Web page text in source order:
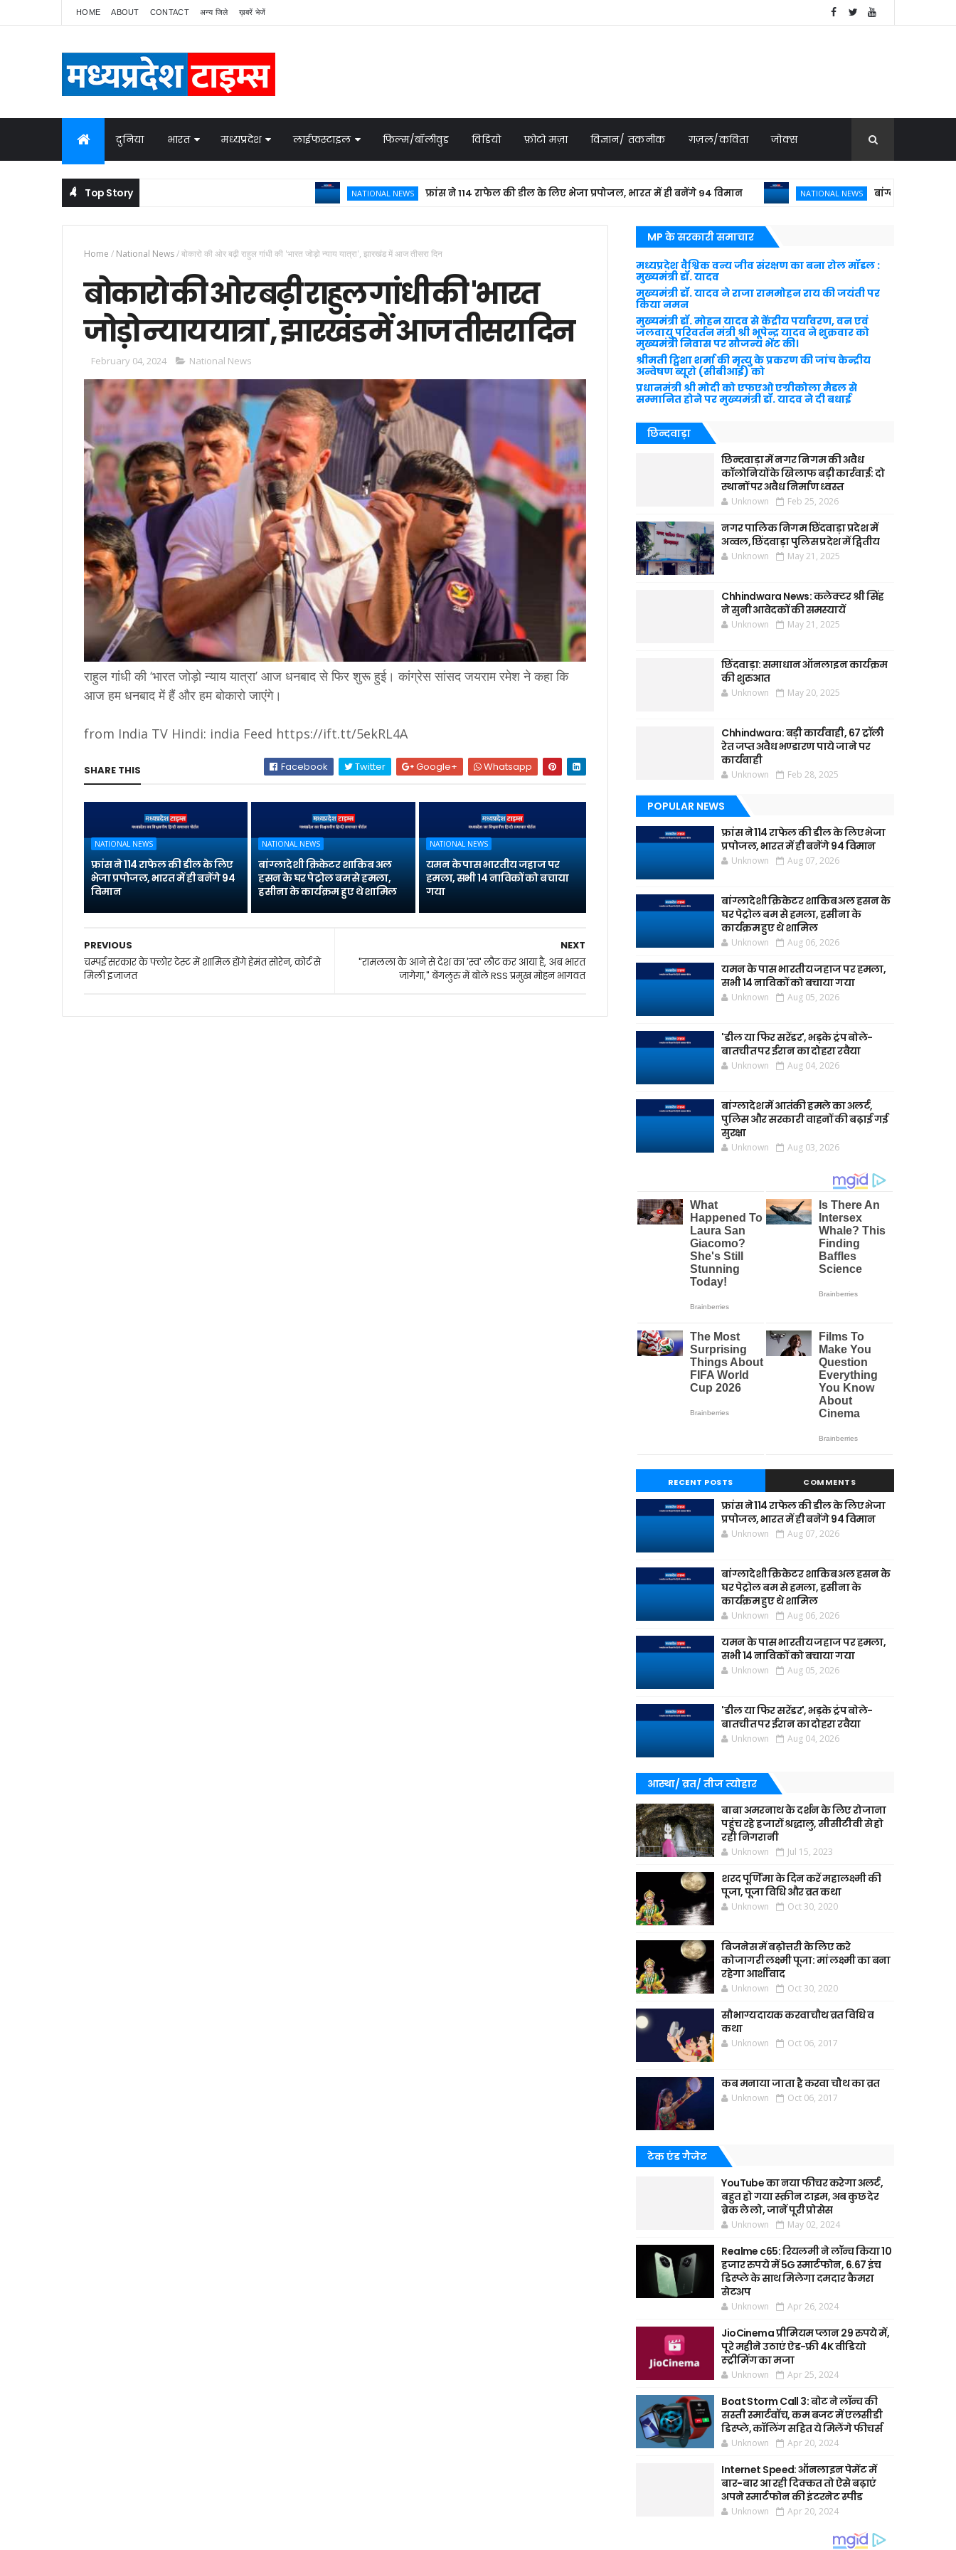
HOME ABOUT CONTACT अन्य जिले ख़बरें भेजें
दुनिया भारत मध्यप्रदेश लाईफस्टाइल फिल्म/बॉलीवुड विडियो फ़ोटो मज़ा विज्ञान/ तकनीक ग़ज़ल/कविता जोक्स
Top Story NATIONAL NEWS फ्रांस ने 114 राफेल की डील के लिए भेजा प्रपोजल, भारत में ही बनेंगे 94 विमान NATIONAL NEWS
बांग्लादेशी क्रिकेटर शाकिब
Home / National News/बोकारो की ओर बढ़ी राहुल गांधी की 'भारत जोड़ो न्याय यात्रा', झारखंड में आज तीसरा दिन
बोकारो की ओर बढ़ी राहुल गांधी की 'भारत
जोड़ो न्याय यात्रा', झारखंड में आज तीसरा दिन
February 04, 2024 National News
राहुल गांधी की ‘भारत जोड़ो न्याय यात्रा’ आज धनबाद से फिर शुरू हुई। कांग्रेस सांसद जयराम रमेश ने कहा कि
आज हम धनबाद में हैं और हम बोकारो जाएंगे।
from India TV Hindi: india Feed https://ift.tt/5ekRL4A
SHARE THIS Facebook Twitter Google+ Whatsapp
NATIONAL NEWS
फ्रांस ने 114 राफेल की डील के लिए
भेजा प्रपोजल, भारत में ही बनेंगे 94
विमान
NATIONAL NEWS
बांग्लादेशी क्रिकेटर शाकिब अल
हसन के घर पेट्रोल बम से हमला,
हसीना के कार्यक्रम हुए थे शामिल
NATIONAL NEWS
यमन के पास भारतीय जहाज पर
हमला, सभी 14 नाविकों को बचाया
गया
NEXT
"रामलला के आने से देश का 'स्व' लौट कर आया है, अब भारत
जागेगा," बेंगलुरु में बोले RSS प्रमुख मोहन भागवत
PREVIOUS
चम्पई सरकार के फ्लोर टेस्ट में शामिल होंगे हेमंत सोरेन, कोर्ट से
मिली इजाजत
MP के सरकारी समाचार
मध्यप्रदेश वैश्विक वन्य जीव संरक्षण का बना रोल मॉडल :
मुख्यमंत्री डॉ. यादव
मुख्यमंत्री डॉ. यादव ने राजा राममोहन राय की जयंती पर
किया नमन
मुख्यमंत्री डॉ. मोहन यादव से केंद्रीय पर्यावरण, वन एवं
जलवायु परिवर्तन मंत्री श्री भूपेन्द्र यादव ने शुक्रवार को
मुख्यमंत्री निवास पर सौजन्य भेंट की।
श्रीमती ट्विशा शर्मा की मृत्यु के प्रकरण की जांच केन्द्रीय
अन्वेषण ब्यूरो (सीबीआई) को
प्रधानमंत्री श्री मोदी को एफएओ एग्रीकोला मैडल से
सम्मानित होने पर मुख्यमंत्री डॉ. यादव ने दी बधाई
छिन्दवाड़ा
छिन्दवाड़ा में नगर निगम की अवैध
कॉलोनियों के खिलाफ बड़ी कार्रवाई: दो
स्थानों पर अवैध निर्माण ध्वस्त
Unknown Feb 25, 2026
नगर पालिक निगम छिंदवाड़ा प्रदेश में
अव्वल, छिंदवाड़ा पुलिस प्रदेश में द्वितीय
Unknown May 21, 2025
Chhindwara News: कलेक्टर श्री सिंह
ने सुनी आवेदकों की समस्यायें
Unknown May 21, 2025
छिंदवाड़ा: समाधान ऑनलाइन कार्यक्रम
की शुरुआत
Unknown May 20, 2025
Chhindwara: बड़ी कार्यवाही, 67 ट्रॉली
रेत जप्त अवैध भण्डारण पाये जाने पर
कार्यवाही
Unknown Feb 28, 2025
POPULAR NEWS
फ्रांस ने 114 राफेल की डील के लिए भेजा
प्रपोजल, भारत में ही बनेंगे 94 विमान
Unknown Aug 07, 2026
बांग्लादेशी क्रिकेटर शाकिब अल हसन के
घर पेट्रोल बम से हमला, हसीना के
कार्यक्रम हुए थे शामिल
Unknown Aug 06, 2026
यमन के पास भारतीय जहाज पर हमला,
सभी 14 नाविकों को बचाया गया
Unknown Aug 05, 2026
'डील या फिर सरेंडर', भड़के ट्रंप बोले-
बातचीत पर ईरान का दोहरा रवैया
Unknown Aug 04, 2026
बांग्लादेश में आतंकी हमले का अलर्ट,
पुलिस और सरकारी वाहनों की बढ़ाई गई
सुरक्षा
Unknown Aug 03, 2026
RECENT POSTS COMMENTS
फ्रांस ने 114 राफेल की डील के लिए भेजा
प्रपोजल, भारत में ही बनेंगे 94 विमान
Unknown Aug 07, 2026
बांग्लादेशी क्रिकेटर शाकिब अल हसन के
घर पेट्रोल बम से हमला, हसीना के
कार्यक्रम हुए थे शामिल
Unknown Aug 06, 2026
यमन के पास भारतीय जहाज पर हमला,
सभी 14 नाविकों को बचाया गया
Unknown Aug 05, 2026
'डील या फिर सरेंडर', भड़के ट्रंप बोले-
बातचीत पर ईरान का दोहरा रवैया
Unknown Aug 04, 2026
आस्था/ व्रत/ तीज त्‍योहार
बाबा अमरनाथ के दर्शन के लिए रोजाना
पहुंच रहे हजारों श्रद्धालु, सीसीटीवी से हो
रही निगरानी
Unknown Jul 15, 2023
शरद पूर्णिमा के दिन करें महालक्ष्मी की
पूजा, पूजा विधि और व्रत कथा
Unknown Oct 30, 2020
बिजनेस में बढ़ोत्तरी के लिए करे
कोजागरी लक्ष्मी पूजा: मां लक्ष्मी का बना
रहेगा आर्शीवाद
Unknown Oct 30, 2020
सौभाग्यदायक करवाचौथ व्रत विधि व
कथा
Unknown Oct 06, 2017
कब मनाया जाता है करवा चौथ का व्रत
Unknown Oct 06, 2017
टेक एंड गैजेट
YouTube का नया फीचर करेगा अलर्ट,
बहुत हो गया स्क्रीन टाइम, अब कुछ देर
ब्रेक ले लो, जानें पूरी प्रोसेस
Unknown May 02, 2024
Realme c65: रियलमी ने लॉन्च किया 10
हजार रुपये में 5G स्मार्टफोन, 6.67 इंच
डिस्प्ले के साथ मिलेगा दमदार कैमरा
सेटअप
Unknown Apr 26, 2024
JioCinema प्रीमियम प्लान 29 रुपये में,
पूरे महीने उठाएं ऐड-फ्री 4K वीडियो
स्ट्रीमिंग का मजा
Unknown Apr 25, 2024
Boat Storm Call 3: बोट ने लॉन्च की
सस्ती स्मार्टवॉच, कम बजट में एलसीडी
डिस्प्ले, कॉलिंग सहित ये मिलेंगे फीचर्स
Unknown Apr 20, 2024
Internet Speed: ऑनलाइन पेमेंट में
बार-बार आ रही दिक्कत तो ऐसे बढ़ाएं
अपने स्मार्टफोन की इंटरनेट स्पीड
Unknown Apr 20, 2024